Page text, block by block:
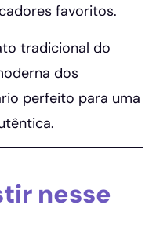
favoritos.
tradicional do
dos
perfeito para uma
nesse